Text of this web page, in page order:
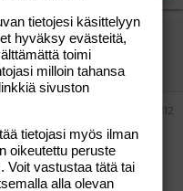
#12
04) äiti etelä-
tietojesi käsittelyyn
hyväksy evästeitä,
toimi
milloin tahansa
sivuston
tietojasi myös ilman
oikeutettu peruste
Voit vastustaa tätä tai
alla olevan